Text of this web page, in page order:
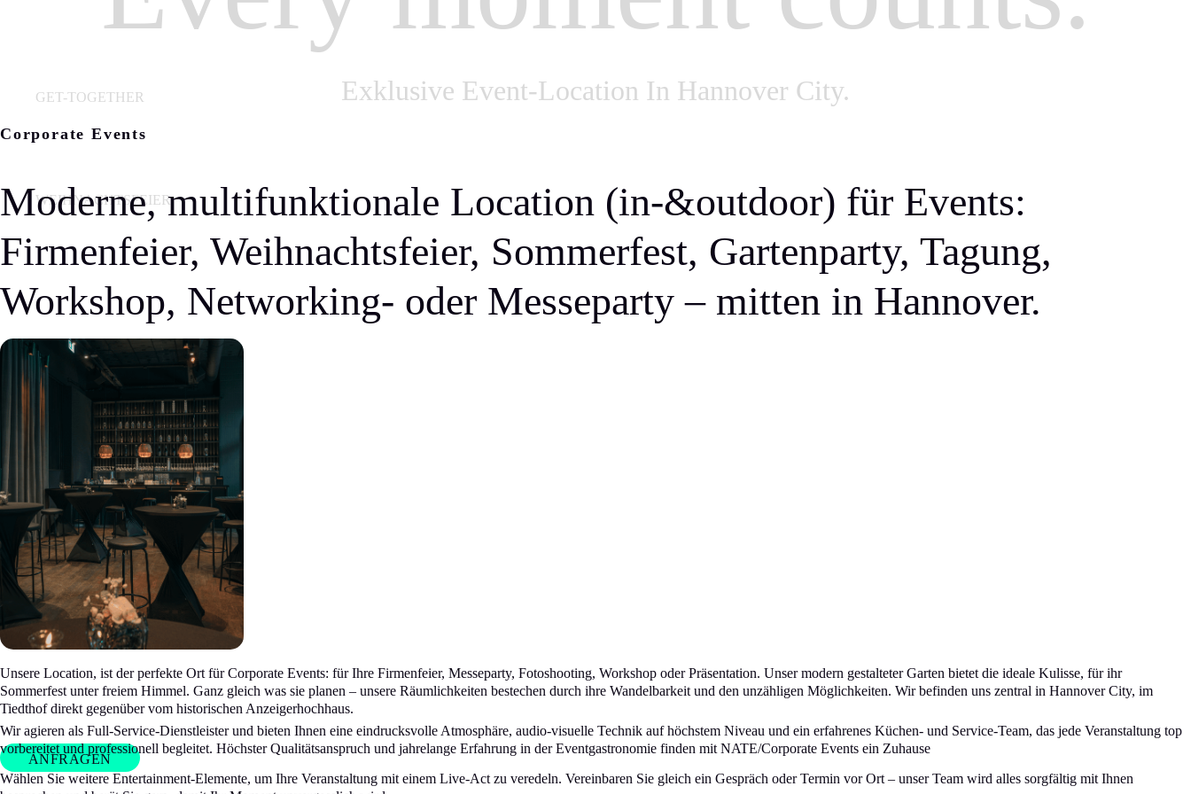
GET-TOGETHER
WEIHNACHTSFEIER
TAGUNG
FIRMENFEIER
SOMMERFEST
GET-TOGETHER
WEIHNACHTSFEIER
ANFRAGEN
Exklusive Event-Location In Hannover City.
Corporate Events
Moderne, multifunktionale Location (in-&outdoor) für Events:
Firmenfeier, Weihnachtsfeier, Sommerfest, Gartenparty, Tagung,
Workshop, Networking- oder Messeparty – mitten in Hannover.
Unsere Location, ist der perfekte Ort für Corporate Events: für Ihre Firmenfeier, Messeparty, Fotoshooting, Workshop oder Präsentation. Unser modern gestalteter Garten bietet die ideale Kulisse, für ihr
Sommerfest unter freiem Himmel. Ganz gleich was sie planen – unsere Räumlichkeiten bestechen durch ihre Wandelbarkeit und den unzähligen Möglichkeiten. Wir befinden uns zentral in Hannover City, im
Tiedthof direkt gegenüber vom historischen Anzeigerhochhaus.
Wir agieren als Full-Service-Dienstleister und bieten Ihnen eine eindrucksvolle Atmosphäre, audio-visuelle Technik auf höchstem Niveau und ein erfahrenes Küchen- und Service-Team, das jede Veranstaltung top
vorbereitet und professionell begleitet. Höchster Qualitätsanspruch und jahrelange Erfahrung in der Eventgastronomie finden mit NATE/Corporate Events ein Zuhause
Wählen Sie weitere Entertainment-Elemente, um Ihre Veranstaltung mit einem Live-Act zu veredeln. Vereinbaren Sie gleich ein Gespräch oder Termin vor Ort – unser Team wird alles sorgfältig mit Ihnen